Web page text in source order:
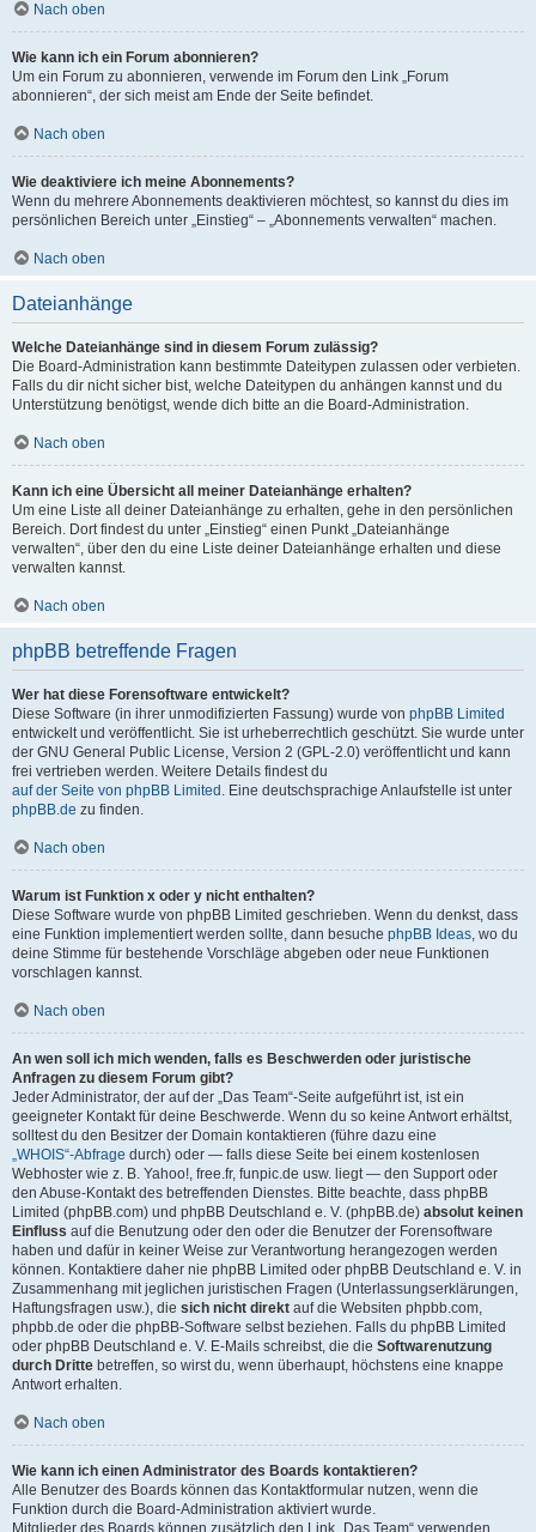
Nach oben
Wie kann ich ein Forum abonnieren?
Um ein Forum zu abonnieren, verwende im Forum den Link „Forum
abonnieren“, der sich meist am Ende der Seite befindet.
Nach oben
Wie deaktiviere ich meine Abonnements?
Wenn du mehrere Abonnements deaktivieren möchtest, so kannst du dies im
persönlichen Bereich unter „Einstieg“ – „Abonnements verwalten“ machen.
Nach oben
Dateianhänge
Welche Dateianhänge sind in diesem Forum zulässig?
Die Board-Administration kann bestimmte Dateitypen zulassen oder verbieten.
Falls du dir nicht sicher bist, welche Dateitypen du anhängen kannst und du
Unterstützung benötigst, wende dich bitte an die Board-Administration.
Nach oben
Kann ich eine Übersicht all meiner Dateianhänge erhalten?
Um eine Liste all deiner Dateianhänge zu erhalten, gehe in den persönlichen
Bereich. Dort findest du unter „Einstieg“ einen Punkt „Dateianhänge
verwalten“, über den du eine Liste deiner Dateianhänge erhalten und diese
verwalten kannst.
Nach oben
phpBB betreffende Fragen
Wer hat diese Forensoftware entwickelt?
Diese Software (in ihrer unmodifizierten Fassung) wurde von phpBB Limited
entwickelt und veröffentlicht. Sie ist urheberrechtlich geschützt. Sie wurde unter
der GNU General Public License, Version 2 (GPL-2.0) veröffentlicht und kann
frei vertrieben werden. Weitere Details findest du
auf der Seite von phpBB Limited . Eine deutschsprachige Anlaufstelle ist unter
phpBB.de zu finden.
Nach oben
Warum ist Funktion x oder y nicht enthalten?
Diese Software wurde von phpBB Limited geschrieben. Wenn du denkst, dass
eine Funktion implementiert werden sollte, dann besuche phpBB Ideas, wo du
deine Stimme für bestehende Vorschläge abgeben oder neue Funktionen
vorschlagen kannst.
Nach oben
An wen soll ich mich wenden, falls es Beschwerden oder juristische
Anfragen zu diesem Forum gibt?
Jeder Administrator, der auf der „Das Team“-Seite aufgeführt ist, ist ein
geeigneter Kontakt für deine Beschwerde. Wenn du so keine Antwort erhältst,
solltest du den Besitzer der Domain kontaktieren (führe dazu eine
„WHOIS“-Abfrage durch) oder — falls diese Seite bei einem kostenlosen
Webhoster wie z. B. Yahoo!, free.fr, funpic.de usw. liegt — den Support oder
den Abuse-Kontakt des betreffenden Dienstes. Bitte beachte, dass phpBB
Limited (phpBB.com) und phpBB Deutschland e. V. (phpBB.de) absolut keinen
Einfluss auf die Benutzung oder den oder die Benutzer der Forensoftware
haben und dafür in keiner Weise zur Verantwortung herangezogen werden
können. Kontaktiere daher nie phpBB Limited oder phpBB Deutschland e. V. in
Zusammenhang mit jeglichen juristischen Fragen (Unterlassungserklärungen,
Haftungsfragen usw.), die sich nicht direkt auf die Websiten phpbb.com,
phpbb.de oder die phpBB-Software selbst beziehen. Falls du phpBB Limited
oder phpBB Deutschland e. V. E-Mails schreibst, die die Softwarenutzung
durch Dritte betreffen, so wirst du, wenn überhaupt, höchstens eine knappe
Antwort erhalten.
Nach oben
Wie kann ich einen Administrator des Boards kontaktieren?
Alle Benutzer des Boards können das Kontaktformular nutzen, wenn die
Funktion durch die Board-Administration aktiviert wurde.
Mitglieder des Boards können zusätzlich den Link „Das Team“ verwenden.